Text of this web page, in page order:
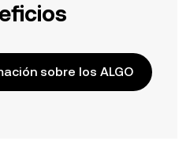
sobre los ALGO